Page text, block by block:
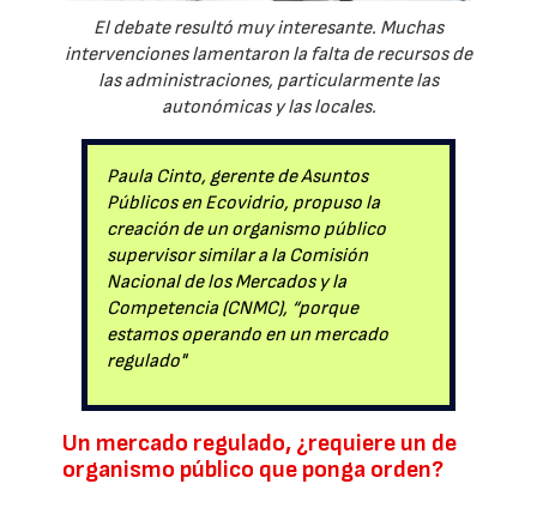
El debate resultó muy interesante. Muchas
intervenciones lamentaron la falta de recursos de
las administraciones, particularmente las
autonómicas y las locales.
Paula Cinto, gerente de Asuntos
Públicos en Ecovidrio, propuso la
creación de un organismo público
supervisor similar a la Comisión
Nacional de los Mercados y la
Competencia (CNMC), “porque
estamos operando en un mercado
regulado"
Un mercado regulado, ¿requiere un de
organismo público que ponga orden?